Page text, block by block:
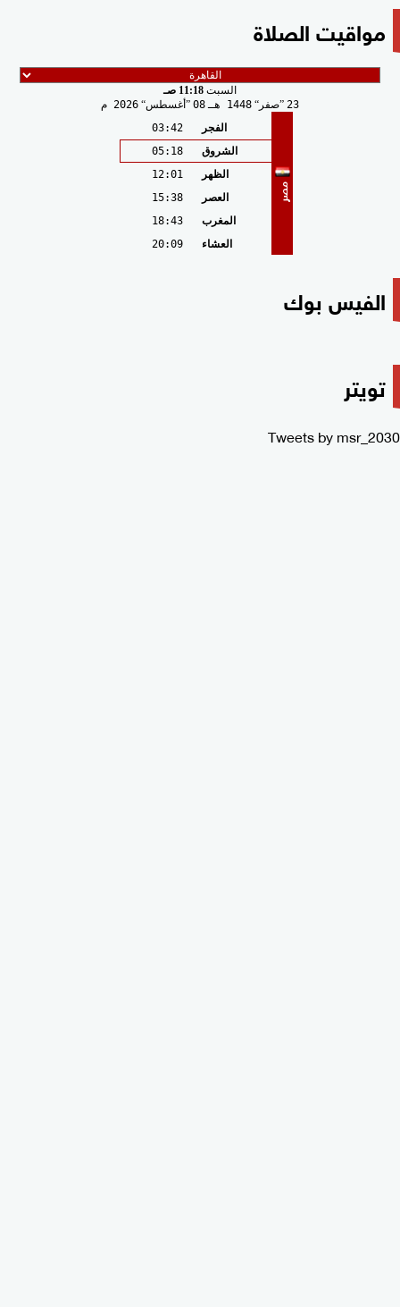
مواقيت الصلاة
السبت 11:18 صـ
23 صفر 1448 هـ 08 أغسطس 2026 م
مصر
الفجر
03:42
الشروق
05:18
الظهر
12:01
العصر
15:38
المغرب
18:43
العشاء
20:09
الفيس بوك
تويتر
Tweets by msr_2030